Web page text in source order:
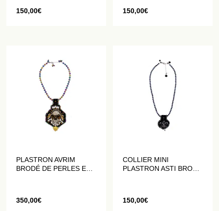
150,00€
150,00€
PLASTRON AVRIM
BRODÉ DE PERLES ET
350,00€
COLLIER MINI
PLASTRON ASTI BRODÉ
150,00€